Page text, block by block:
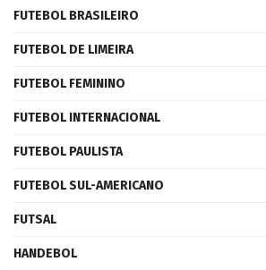
FUTEBOL BRASILEIRO
FUTEBOL DE LIMEIRA
FUTEBOL FEMININO
FUTEBOL INTERNACIONAL
FUTEBOL PAULISTA
FUTEBOL SUL-AMERICANO
FUTSAL
HANDEBOL